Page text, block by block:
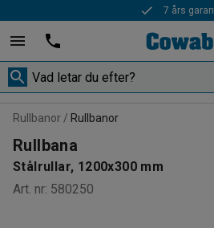
7 års
Rullbanor Rullbanor
Rullbana
Stålrullar, 1200x300 mm
Art. nr: 580250